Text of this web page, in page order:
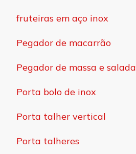
fruteiras em aço inox
Pegador de macarrão
Pegador de massa e salada
Porta bolo de inox
Porta talher vertical
Porta talheres